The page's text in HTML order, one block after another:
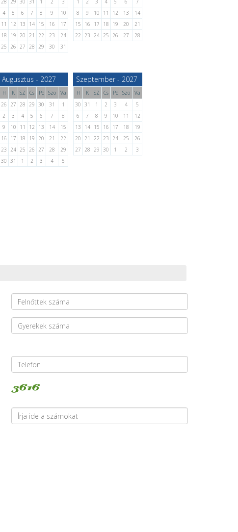
28 29 30 31 1 2
3
4
5 6 7 8 9
10
11
12 13 14 15 16
17
18
19 20 21 22 23
24
25 26 27 28 29 30 31
1
2 3 4 5 6
7
8
9 10 11 12 13
14
15
16 17 18 19 20
21
22 23 24 25 26 27 28
Augusztus - 2027
H K SZ Cs Pe Szo
Va
26 27 28 29 30 31
1
2
3 4 5 6 7
8
9
10 11 12 13 14
15
16
17 18 19 20 21
22
23 24 25 26 27 28
29
30 31 1 2 3 4 5
Szeptember - 2027
H K SZ Cs Pe Szo
Va
30 31 1 2 3 4
5
6
7 8 9 10 11
12
13
14 15 16 17 18
19
20 21 22 23 24 25
26
27 28 29 30 1 2 3